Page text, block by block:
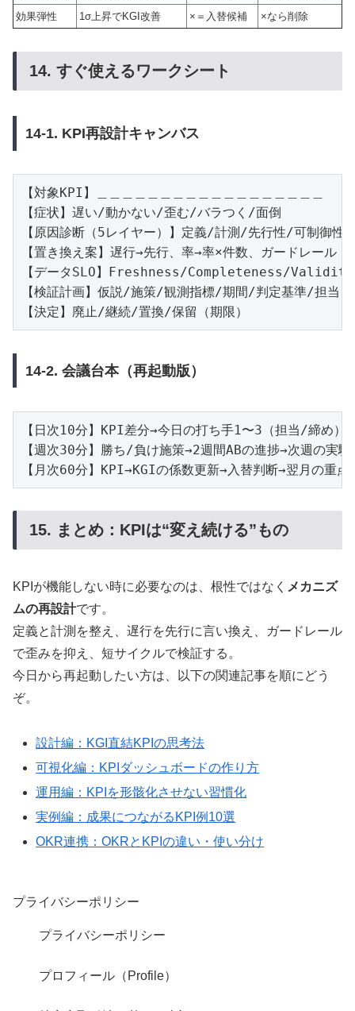
効果弾性
1σ上昇でKGI改善 ×＝入替候補 ×なら削除
14. すぐ使えるワークシート
14-1. KPI再設計キャンバス
【対象KPI】＿＿＿＿＿＿＿＿＿＿＿＿＿＿＿＿＿＿
【症状】遅い/動かない/歪む/バラつく/面倒
【原因診断（5レイヤー）】定義/計測/先行性/可制御性/
【置き換え案】遅行→先行、率→率×件数、ガードレール
【データSLO】Freshness/Completeness/
【検証計画】仮説/施策/観測指標/期間/判定基準/担当
14-2. 会議台本（再起動版）
【日次10分】KPI差分→今日の打ち手1〜3（担当/締め）
【週次30分】勝ち/負け施策→2週間ABの進捗→次週の実験
15. まとめ：KPIは“変え続ける”もの
KPIが機能しない時に必要なのは、根性ではなく メカニズ
ムの再設計です。
定義と計測を整え、遅行を先行に言い換え、ガードレール
で歪みを抑え、短サイクルで検証する。
今日から再起動したい方は、以下の関連記事を順にどう
ぞ。
設計編：KGI直結KPIの思考法
可視化編：KPIダッシュボードの作り方
運用編：KPIを形骸化させない習慣化
実例編：成果につながるKPI例10選
OKR連携：OKRとKPIの違い・使い分け
プライバシーポリシー
プライバシーポリシー
プロフィール（Profile）